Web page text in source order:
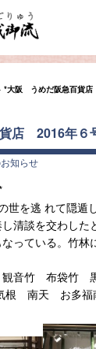
*大阪 うめだ阪急百貨
店 2016年６
知らせ
世を逃 れて隠遁
清談を交わした
っている。竹林
観音竹 布袋竹
南天 お多福